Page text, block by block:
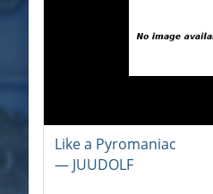
Like a Pyromaniac
― JUUDOLF